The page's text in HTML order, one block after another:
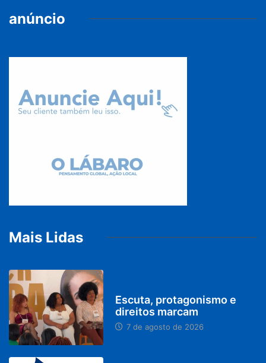
anúncio
Mais Lidas
Escuta, protagonismo e
direitos marcam
7 de agosto de 2026